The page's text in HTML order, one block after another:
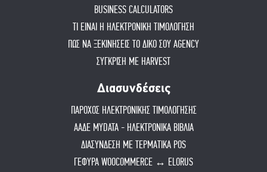
BUSINESS CALCULATORS
ΤΙ ΕΙΝΑΙ Η ΗΛΕΚΤΡΟΝΙΚΗ ΤΙΜΟΛΟΓΗΣΗ
ΠΏΣ ΝΑ ΞΕΚΙΝΉΣΕΙΣ ΤΟ ΔΙΚΌ ΣΟΥ AGENCY
ΣΥΓΚΡΙΣΗ ΜΕ HARVEST
Διασυνδέσεις
ΠΑΡΟΧΟΣ ΗΛΕΚΤΡΟΝΙΚΗΣ ΤΙΜΟΛΟΓΗΣΗΣ
ΑΑΔΕ MYDATA - ΗΛΕΚΤΡΟΝΙΚΑ ΒΙΒΛΙΑ
ΔΙΑΣΥΝΔΕΣΗ ΜΕ ΤΕΡΜΑΤΙΚΑ POS
ΓΕΦΥΡΑ WOOCOMMERCE ↔ ELORUS